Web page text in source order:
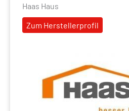
Haas Haus
Zum Herstellerprofil